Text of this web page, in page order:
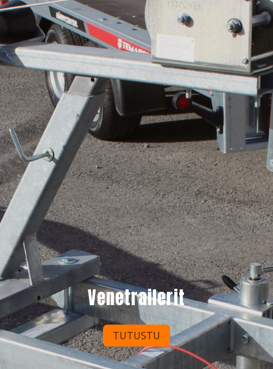
Venetrailerit
TUTUSTU